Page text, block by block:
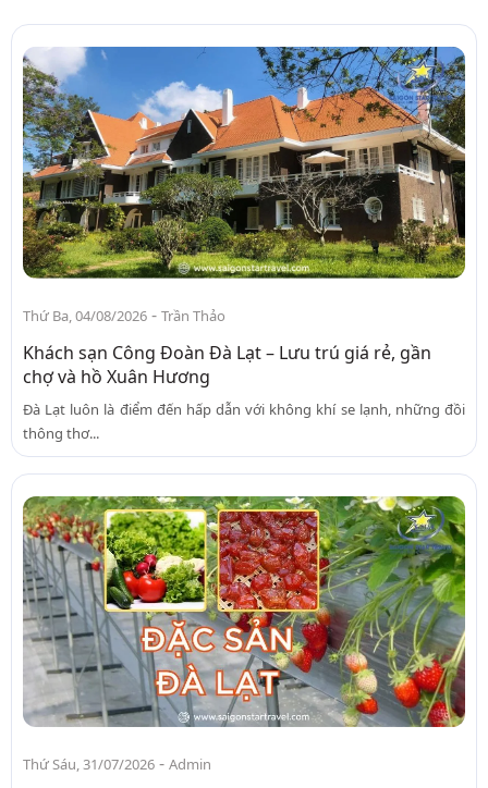
Thứ Ba, 04/08/2026 - Trần Thảo
Khách sạn Công Đoàn Đà Lạt – Lưu trú giá rẻ, gần
chợ và hồ Xuân Hương
Đà Lạt luôn là điểm đến hấp dẫn với không khí se lạnh, những đồi
thông thơ...
Thứ Sáu, 31/07/2026 - Admin